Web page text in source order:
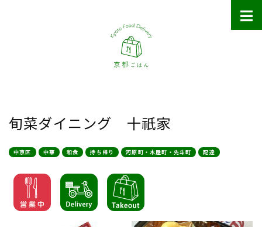
旬菜ダイニング 十祇家
中京区 中華 和食 持ち帰り 河原町・木屋町・先斗町 配達